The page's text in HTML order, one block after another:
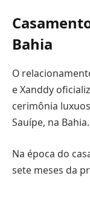
Bahia
O
e Xanddy
cerimônia
Sauípe, na Bahia.
Na época do
sete meses da